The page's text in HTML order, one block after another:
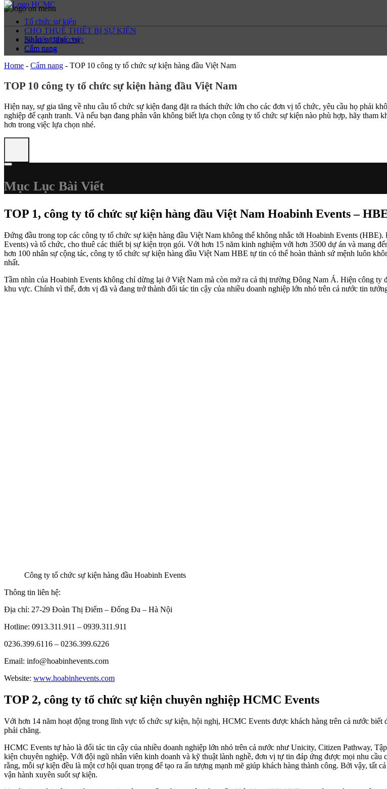
Nhân sự phục vụ
Cẩm nang
Tổ chức sự kiện
CHO THUÊ THIẾT BỊ SỰ KIỆN
Sự kiện đã tổ chức
Cẩm nang
Home - Cẩm nang - TOP 10 công ty tổ chức sự kiện hàng đầu Việt Nam
TOP 10 công ty tổ chức sự kiện hàng đầu Việt Nam
Hiện nay, sự gia tăng về nhu cầu tổ chức sự kiện đang đặt ra thách thức lớn cho các đơn vị tổ chức, yêu cầu họ phải
nghiệp để cạnh tranh. Và nếu bạn đang phân vân không biết lựa chọn công ty tổ chức sự kiện nào phù hợp, hãy
hơn trong việc lựa chọn nhé.
Mục Lục Bài Viết
TOP 1, công ty tổ chức sự kiện hàng đầu Việt Nam Hoabinh Events –
Đứng đầu trong top các công ty tổ chức sự kiện hàng đầu Việt Nam không thể không nhắc tới Hoabinh Events
Events) và tổ chức, cho thuê các thiết bị sự kiện trọn gói. Với hơn 15 năm kinh nghiệm với hơn 3500 dự án và mang
hơn 100 nhân sự cộng tác, công ty tổ chức sự kiện hàng đầu Việt Nam HBE tự tin có thể hoàn thành sứ mệnh luôn
nhất.
Tầm nhìn của Hoabinh Events không chỉ dừng lại ở Việt Nam mà còn mở ra cả thị trường Đông Nam Á. Hiện công
khu vực. Chính vì thế, đơn vị đã và đang trở thành đối tác tin cậy của nhiều doanh nghiệp lớn nhỏ trên cả nước tin
Công ty tổ chức sự kiện hàng đầu Hoabinh Events
Thông tin liên hệ:
Địa chỉ: 27-29 Đoàn Thị Điểm – Đống Đa – Hà Nội
Hotline: 0913.311.911 – 0939.311.911
0236.399.6116 – 0236.399.6226
Email: info@hoabinhevents.com
Website: www.hoabinhevents.com
TOP 2, công ty tổ chức sự kiện chuyên nghiệp HCMC Events
Với hơn 14 năm hoạt động trong lĩnh vực tổ chức sự kiện, hội nghị, HCMC Events được khách hàng trên cả nước
phải chăng.
HCMC Events tự hào là đối tác tin cậy của nhiều doanh nghiệp lớn nhỏ trên cả nước như Unicity, Citizen Pathway,
kiện chuyên nghiệp. Với đội ngũ nhân viên kinh doanh và kỹ thuật lành nghề, đơn vị tự tin đáp ứng được mọi nhu
rằng, mỗi sự kiện đều là một cơ hội quan trọng để tạo ra ấn tượng mạnh mẽ giúp khách hàng thành công. Bởi vậy, tất
vận hành xuyên suốt sự kiện.